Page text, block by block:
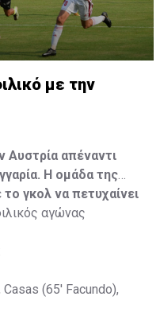
με την
Αυστρία απέναντι
Η ομάδα της
γκολ να πετυχαίνει
αγώνας
(65' Facundo),